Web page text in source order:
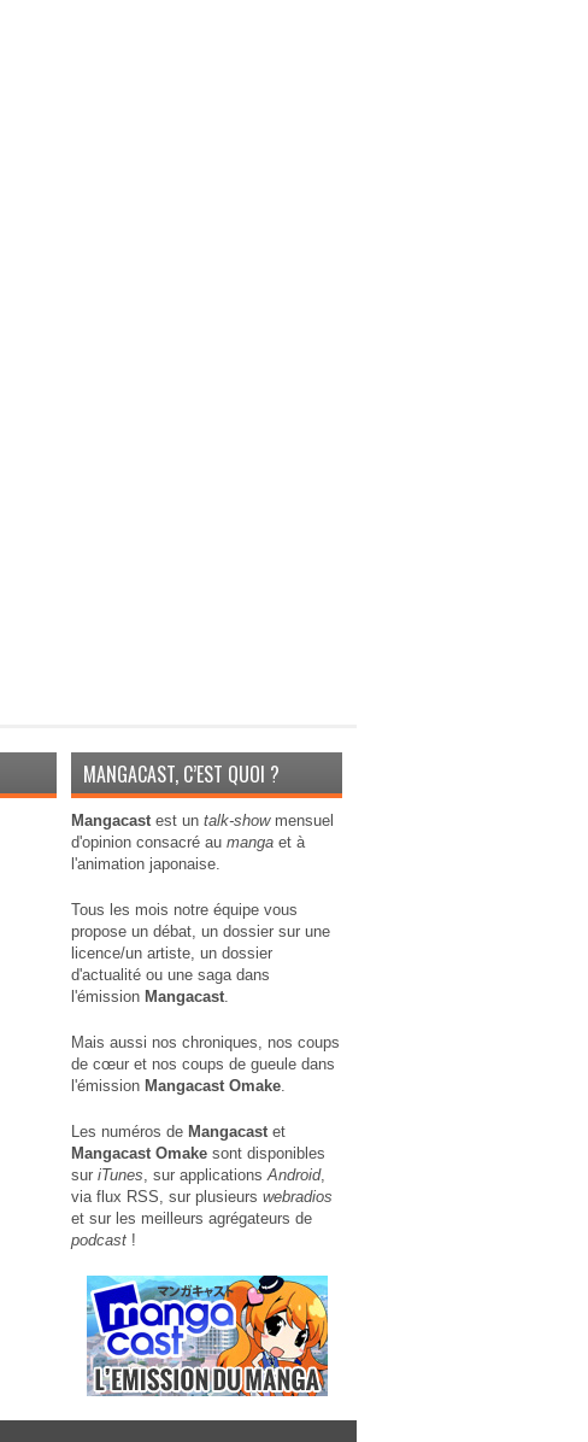
MANGACAST, C’EST QUOI ?
Mangacastest un talk-showmensuel
d'opinion consacré au manga et à
l'animation japonaise.
Tous les mois notre équipe vous
propose un débat, un dossier sur une
licence/un artiste, un dossier
d'actualité ou une saga dans
l'émission Mangacast.
Mais aussi nos chroniques, nos coups
de cœur et nos coups de gueule dans
l'émission Mangacast Omake.
Les numéros de Mangacastet
Mangacast Omake sont disponibles
sur iTunes, sur applicationsAndroid,
via flux RSS, sur plusieurs webradios
et sur les meilleurs agrégateurs de
podcast !